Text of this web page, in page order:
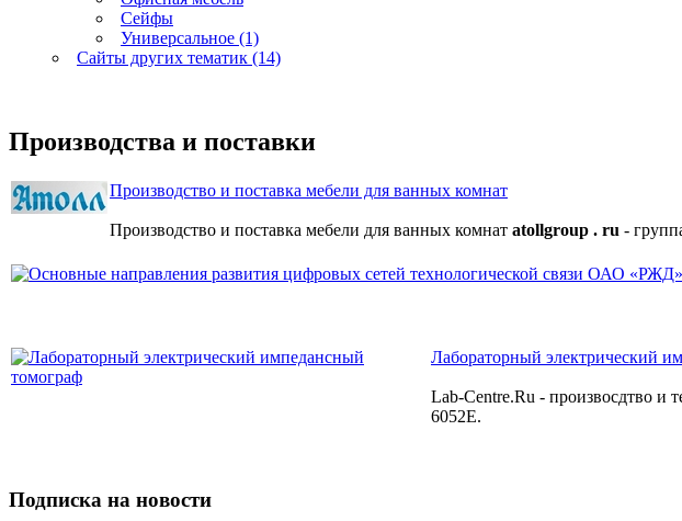
Сейфы
Универсальное (1)
Сайты других тематик (14)
Производства и поставки
Производство и поставка мебели для ванных комнат
Производство и поставка мебели для ванных комнат atollgroup . ru -
Лабораторный электрический
Lab-Centre.Ru - произвосдтво и
6052E.
Подписка на новости